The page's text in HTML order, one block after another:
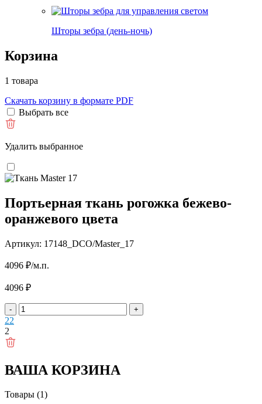
Шторы зебра (день-ночь)
Корзина
1 товара
Скачать корзину в формате PDF
Выбрать все
Удалить выбранное
Портьерная ткань рогожка бежево-
оранжевого цвета
Артикул: 17148_DCO/Master_17
4096 ₽/м.п.
4096 ₽
- +
22
2
ВАША КОРЗИНА
Товары (1)